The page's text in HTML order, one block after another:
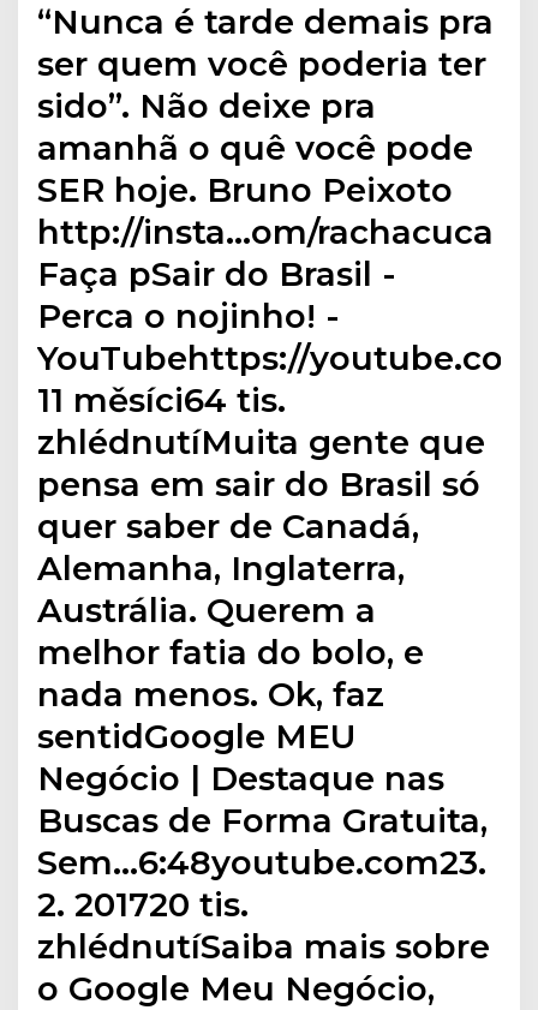
“Nunca é tarde demais pra
ser quem você poderia ter
sido”. Não deixe pra
amanhã o quê você pode
SER hoje. Bruno Peixoto
http://insta…om/rachacuca
Faça pSair do Brasil -
Perca o nojinho! -
YouTubehttps://
11 měsíci64 tis.
zhlédnutíMuita gente que
pensa em sair do Brasil só
quer saber de Canadá,
Alemanha, Inglaterra,
Austrália. Querem a
melhor fatia do bolo, e
nada menos. Ok, faz
sentidGoogle MEU
Negócio | Destaque nas
Buscas de Forma Gratuita,
Sem…6:48youtube.com23.
2. 201720 tis.
zhlédnutíSaiba mais sobre
o Google Meu Negócio,